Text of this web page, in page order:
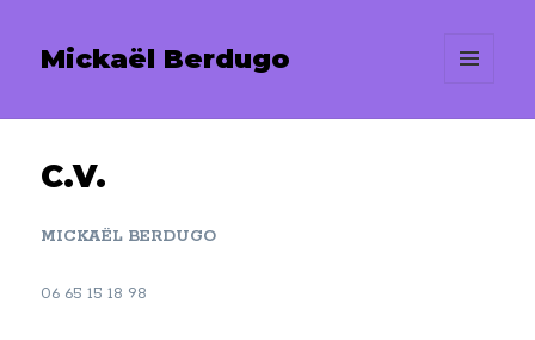
Mickaël Berdugo
C.V.
MICKAËL BERDUGO
06 65 15 18 98